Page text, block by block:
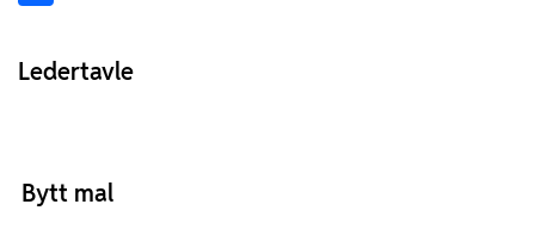
Ledertavle
Bytt mal